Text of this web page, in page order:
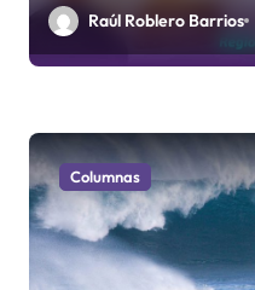
tenedores
Raúl Roblero Barrios
Columnas